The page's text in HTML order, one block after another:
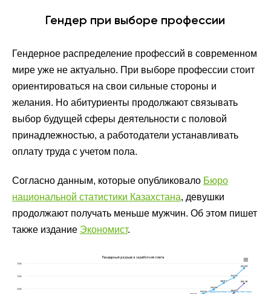
Гендер при выборе профессии
Гендерное распределение профессий в современном
мире уже не актуально. При выборе профессии стоит
ориентироваться на свои сильные стороны и
желания. Но абитуриенты продолжают связывать
выбор будущей сферы деятельности с половой
принадлежностью, а работодатели устанавливать
оплату труда с учетом пола.
Согласно данным, которые опубликовало Бюро
национальной статистики Казахстана, девушки
продолжают получать меньше мужчин. Об этом пишет
также издание Экономист.